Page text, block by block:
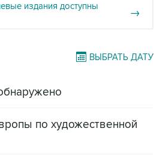
издания доступны
→
ВЫБРАТЬ ДАТУ
по художественной